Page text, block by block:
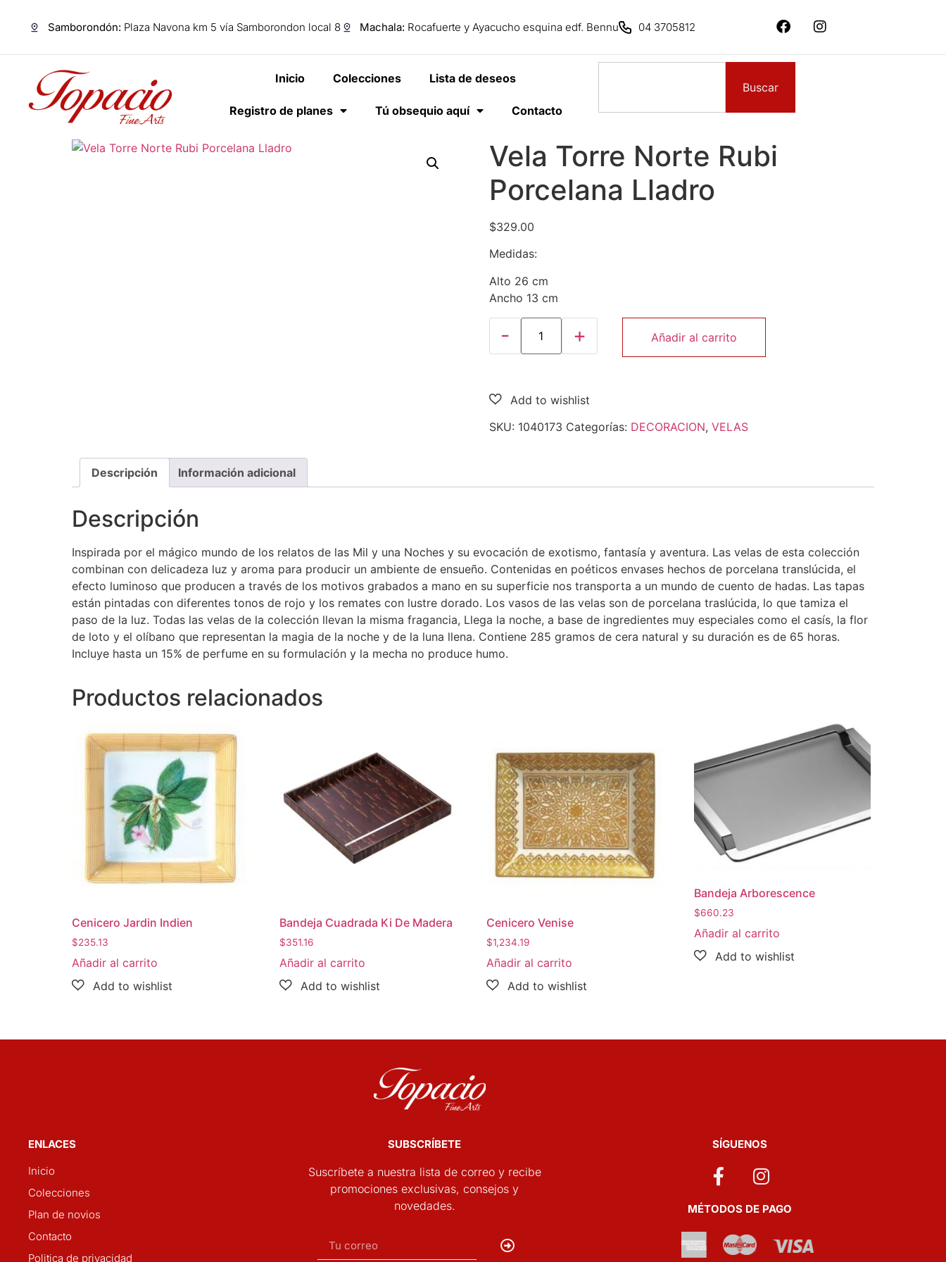
Samborondón: Plaza Navona km 5 vía Samborondon local 8 Machala: Rocafuerte y Ayacucho esquina edf. Bennu 04 3705812
Inicio Colecciones Lista de deseos
Registro de planes Tú obsequio aquí Contacto
Buscar
Vela Torre Norte Rubi
Porcelana Lladro
$329.00
Medidas:
Alto 26 cm
Ancho 13 cm
Añadir al carrito
SKU: 1040173 Categorías: DECORACION, VELAS
Descripción Información adicional
Descripción
Inspirada por el mágico mundo de los relatos de las Mil y una Noches y su evocación de exotismo, fantasía y aventura. Las velas de esta colección
combinan con delicadeza luz y aroma para producir un ambiente de ensueño. Contenidas en poéticos envases hechos de porcelana translúcida, el
efecto luminoso que producen a través de los motivos grabados a mano en su superficie nos transporta a un mundo de cuento de hadas. Las tapas
están pintadas con diferentes tonos de rojo y los remates con lustre dorado. Los vasos de las velas son de porcelana traslúcida, lo que tamiza el
paso de la luz. Todas las velas de la colección llevan la misma fragancia, Llega la noche, a base de ingredientes muy especiales como el casís, la flor
de loto y el olíbano que representan la magia de la noche y de la luna llena. Contiene 285 gramos de cera natural y su duración es de 65 horas.
Incluye hasta un 15% de perfume en su formulación y la mecha no produce humo.
Productos relacionados
Cenicero Jardin Indien
$235.13
Añadir al carrito
Bandeja Cuadrada Ki De Madera
$351.16
Añadir al carrito
Cenicero Venise
$1,234.19
Añadir al carrito
Bandeja Arborescence
$660.23
Añadir al carrito
ENLACES
Inicio
Colecciones
Plan de novios
Contacto
Politica de privacidad
SUBSCRÍBETE
Suscríbete a nuestra lista de correo y recibe
promociones exclusivas, consejos y
novedades.
SÍGUENOS
MÉTODOS DE PAGO